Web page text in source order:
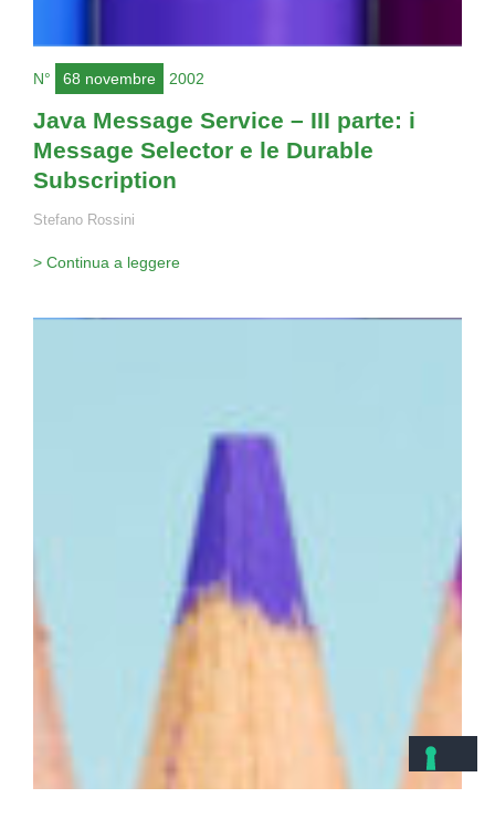
N° 68 novembre 2002
Java Message Service – III parte: i
Message Selector e le Durable
Subscription
Stefano Rossini
> Continua a leggere